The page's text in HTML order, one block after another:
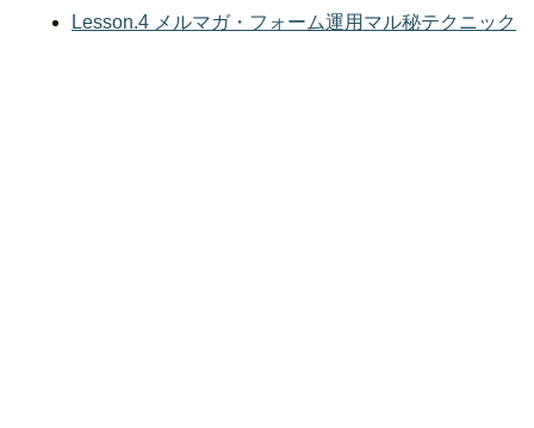
Lesson.4 メルマガ・フォーム運用マル秘テクニック